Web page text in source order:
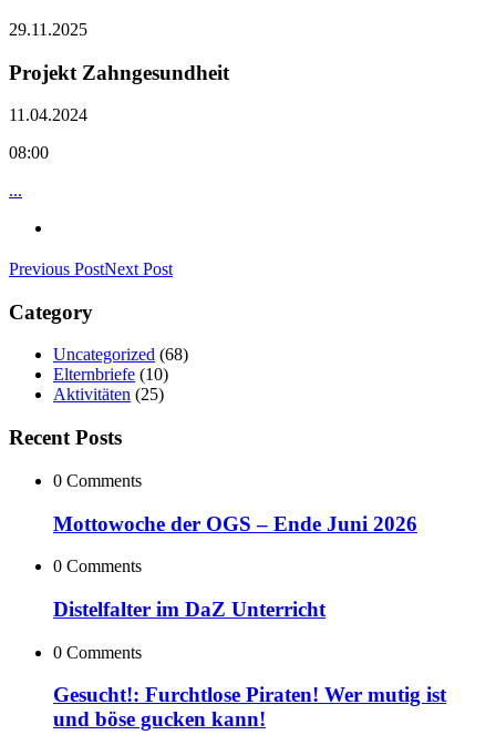
29.11.2025
Projekt Zahngesundheit
11.04.2024
08:00
...
Previous PostNext Post
Category
Uncategorized (68)
Elternbriefe (10)
Aktivitäten (25)
Recent Posts
0 Comments
Mottowoche der OGS – Ende Juni 2026
0 Comments
Distelfalter im DaZ Unterricht
0 Comments
Gesucht!: Furchtlose Piraten! Wer mutig ist
und böse gucken kann!